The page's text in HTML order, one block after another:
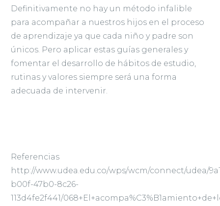
Definitivamente no hay un método infalible
para acompañar a nuestros hijos en el proceso
de aprendizaje ya que cada niño y padre son
únicos. Pero aplicar estas guías generales y
fomentar el desarrollo de hábitos de estudio,
rutinas y valores siempre será una forma
adecuada de intervenir.
Referencias
http://www.udea.edu.co/wps/wcm/connect/udea/
b00f-47b0-8c26-
113d4fe2f441/